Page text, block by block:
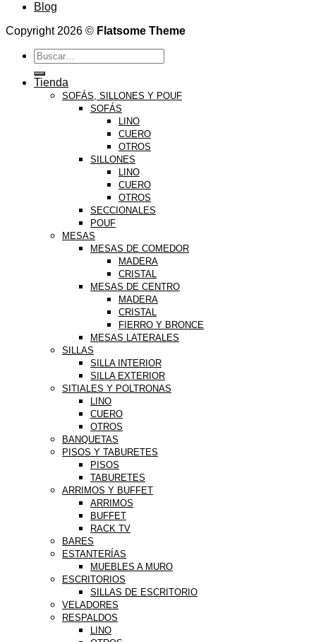
Blog
Copyright 2026 © Flatsome Theme
Buscar
por:
Tienda
SOFÁS, SILLONES Y POUF
SOFÁS
LINO
CUERO
OTROS
SILLONES
LINO
CUERO
OTROS
SECCIONALES
POUF
MESAS
MESAS DE COMEDOR
MADERA
CRISTAL
MESAS DE CENTRO
MADERA
CRISTAL
FIERRO Y BRONCE
MESAS LATERALES
SILLAS
SILLA INTERIOR
SILLA EXTERIOR
SITIALES Y POLTRONAS
LINO
CUERO
OTROS
BANQUETAS
PISOS Y TABURETES
PISOS
TABURETES
ARRIMOS Y BUFFET
ARRIMOS
BUFFET
RACK TV
BARES
ESTANTERÍAS
MUEBLES A MURO
ESCRITORIOS
SILLAS DE ESCRITORIO
VELADORES
RESPALDOS
LINO